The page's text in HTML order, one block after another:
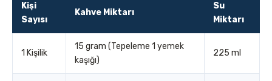
Kişi
Sayısı
Kahve Miktarı
Su
Miktarı
1 Kişilik
15 gram (Tepeleme 1 yemek
kaşığı)
225 ml